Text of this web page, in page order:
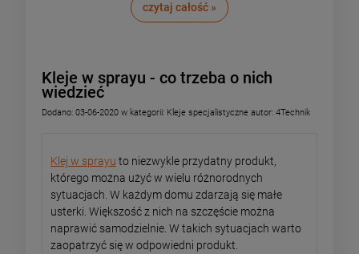
czytaj całość »
Kleje w sprayu - co trzeba o nich
wiedzieć
Dodano: 03-06-2020 w kategorii: Kleje specjalistyczne autor: 4Technik
Klej w sprayu to niezwykle przydatny produkt,
którego można użyć w wielu różnorodnych
sytuacjach. W każdym domu zdarzają się małe
usterki. Większość z nich na szczęście można
naprawić samodzielnie. W takich sytuacjach warto
zaopatrzyć się w odpowiedni produkt.